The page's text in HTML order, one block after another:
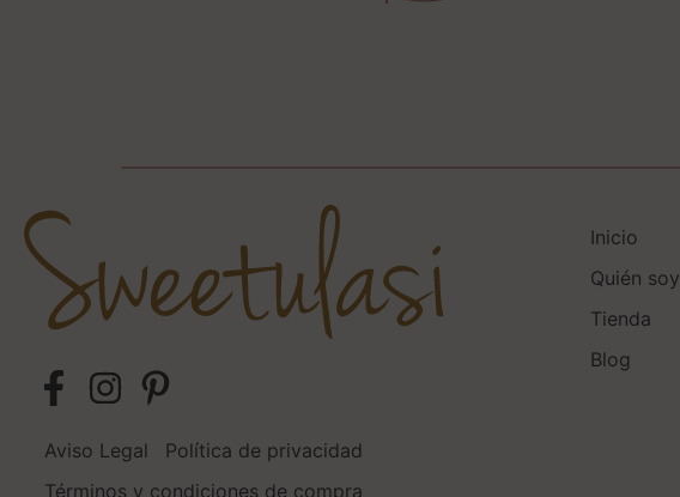
Aviso Legal
Política de privacidad
Términos y condiciones de compra
Inicio
Quién soy
Tienda
Blog